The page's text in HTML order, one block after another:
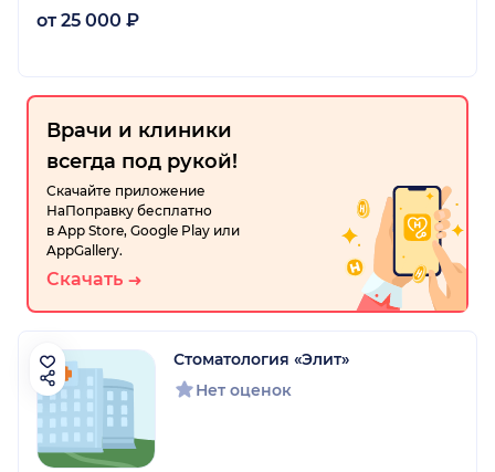
от 25 000 ₽
Врачи и клиники
всегда под рукой!
Скачайте приложение
НаПоправку бесплатно
в App Store, Google Play или
AppGallery.
Скачать
Стоматология «Элит»
Нет оценок